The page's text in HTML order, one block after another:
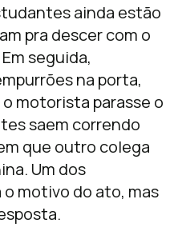
ainda estão
pra descer com o
seguida,
na porta,
motorista parasse o
saem correndo
que outro colega
Um dos
motivo do ato, mas